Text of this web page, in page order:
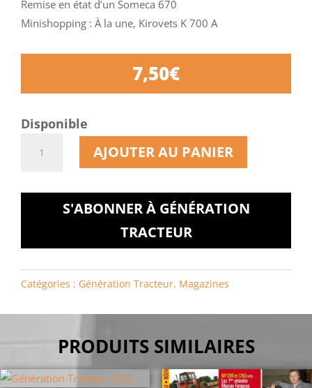
Remise en état d’un Someca 670
Minishopping : À la une, Kirovets K 700 A
7,50€
Disponible
AJOUTER AU PANIER
S'ABONNER À GÉNÉRATION
TRACTEUR
Catégories : Génération Tracteur, Magazines
PRODUITS SIMILAIRES